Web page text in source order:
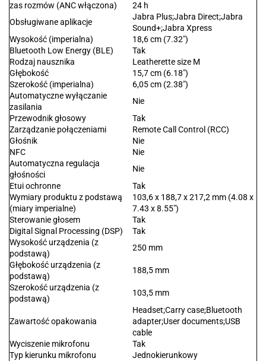
zas rozmów (ANC włączona)
24 h
Obsługiwane aplikacje
Jabra Plus;Jabra Direct;Jabra
Sound+;Jabra Xpress
Wysokość (imperialna)
18,6 cm (7.32")
Bluetooth Low Energy (BLE)
Tak
Rodzaj nausznika
Leatherette size M
Głębokość
15,7 cm (6.18")
Szerokość (imperialna)
6,05 cm (2.38")
Automatyczne wyłączanie
zasilania
Nie
Przewodnik głosowy
Tak
Zarządzanie połączeniami
Remote Call Control (RCC)
Głośnik
Nie
NFC
Nie
Automatyczna regulacja
głośności
Nie
Etui ochronne
Tak
Wymiary produktu z podstawą
(miary imperialne)
103,6 x 188,7 x 217,2 mm (4.08 x
7.43 x 8.55")
Sterowanie głosem
Tak
Digital Signal Processing (DSP)
Tak
Wysokość urządzenia (z
podstawą)
250 mm
Głębokość urządzenia (z
podstawą)
188,5 mm
Szerokość urządzenia (z
podstawą)
103,5 mm
Zawartość opakowania
Headset;Carry case;Bluetooth
adapter;User documents;USB
cable
Wyciszenie mikrofonu
Tak
Typ kierunku mikrofonu
Jednokierunkowy